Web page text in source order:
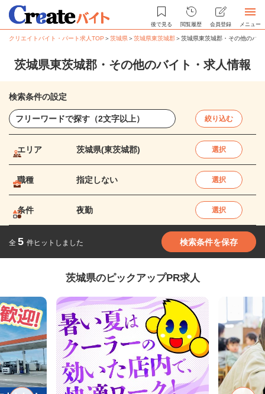
後で見る 閲覧履歴 会員登録 メニュー
クリエイトバイト・パート求人TOP ＞茨城県＞茨城県東茨城郡＞茨城県東茨城郡・その他のバ
茨城県東茨城郡・その他のバイト・求人情報
検索条件の設定
絞り込む
エリア 茨城県(東茨城郡) 選択
職種 指定しない 選択
条件 夜勤 選択
全 5 件ヒットしました 検索条件を保存
茨城県のピックアップPR求人